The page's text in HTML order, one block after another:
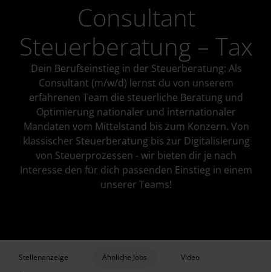
Consultant
Steuerberatung – Tax
Dein Berufseinstieg in der Steuerberatung: Als
Consultant (m/w/d) lernst du von unserem
erfahrenen Team die steuerliche Beratung und
Optimierung nationaler und internationaler
Mandaten vom Mittelstand bis zum Konzern. Von
klassischer Steuerberatung bis zur Digitalisierung
von Steuerprozessen - wir bieten dir je nach
Interesse den für dich passenden Einstieg in einem
unserer Teams!
Stellenanzeige Ähnliche Jobs
Video